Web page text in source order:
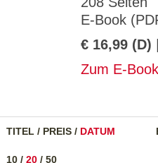
E-Book
€ 16,99 (D)
Zum E-
TITEL / PREIS / DATUM
10 / 20 / 50